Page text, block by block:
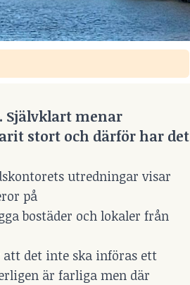
Självklart menar
stort och därför har det
utredningar visar
på
bostäder och lokaler från
det inte ska införas ett
är farliga men där